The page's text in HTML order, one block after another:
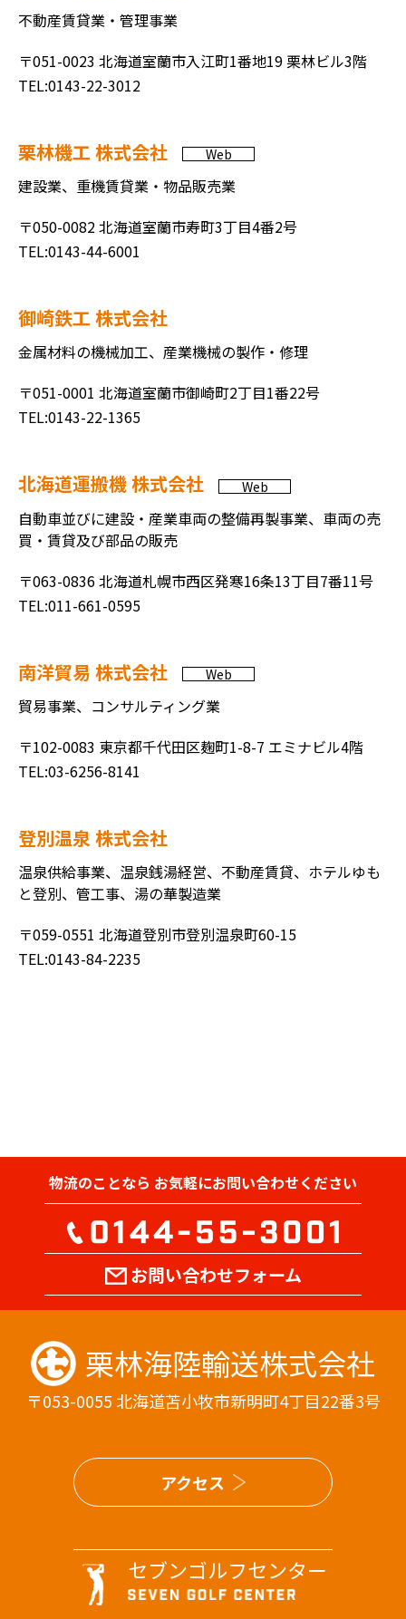
不動産賃貸業・管理事業
〒051-0023 北海道室蘭市入江町1番地19 栗林ビル3階
TEL:0143-22-3012
栗林機工 株式会社 Web
建設業、重機賃貸業・物品販売業
〒050-0082 北海道室蘭市寿町3丁目4番2号
TEL:0143-44-6001
御崎鉄工 株式会社
金属材料の機械加工、産業機械の製作・修理
〒051-0001 北海道室蘭市御崎町2丁目1番22号
TEL:0143-22-1365
北海道運搬機 株式会社 Web
自動車並びに建設・産業車両の整備再製事業、車両の売
買・賃貸及び部品の販売
〒063-0836 北海道札幌市西区発寒16条13丁目7番11号
TEL:011-661-0595
南洋貿易 株式会社 Web
貿易事業、コンサルティング業
〒102-0083 東京都千代田区麹町1-8-7 エミナビル4階
TEL:03-6256-8141
登別温泉 株式会社
温泉供給事業、温泉銭湯経営、不動産賃貸、ホテルゆも
と登別、管工事、湯の華製造業
〒059-0551 北海道登別市登別温泉町60-15
TEL:0143-84-2235
栗林海陸輸送株式会社
〒053-0055 北海道苫小牧市新明町4丁目22番3号
アクセス
物流のことなら お気軽にお問い合わせください
お問い合わせフォーム
セブンゴルフセンター